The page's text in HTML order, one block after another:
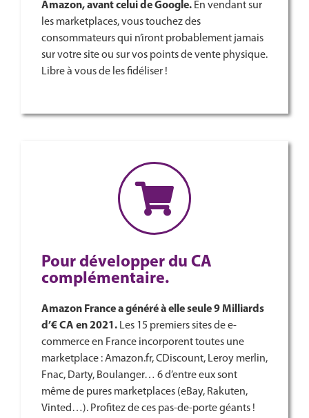
Amazon, avant celui de Google. En vendant sur
les marketplaces, vous touchez des
consommateurs qui n’iront probablement jamais
sur votre site ou sur vos points de vente physique.
Libre à vous de les fidéliser !
Pour développer du CA
complémentaire.
Amazon France a généré à elle seule 9 Milliards
d’€ CA en 2021. Les 15 premiers sites de e-
commerce en France incorporent toutes une
marketplace : Amazon.fr, CDiscount, Leroy merlin,
Fnac, Darty, Boulanger… 6 d’entre eux sont
même de pures marketplaces (eBay, Rakuten,
Vinted…). Profitez de ces pas-de-porte géants !